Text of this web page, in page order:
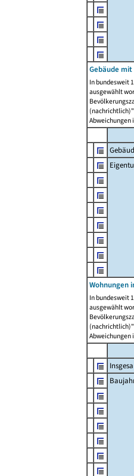
Gebäude
In bundesweit
ausgewählt
Abweichungen
Wohnungen
In bundesweit
ausgewählt
Abweichungen